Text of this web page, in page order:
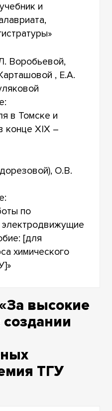
и
Воробьевой,
, Е.А.
в Томске и
конце XIX –
О.В.
по
электродвижущие
[для
химического
высокие
ТГУ